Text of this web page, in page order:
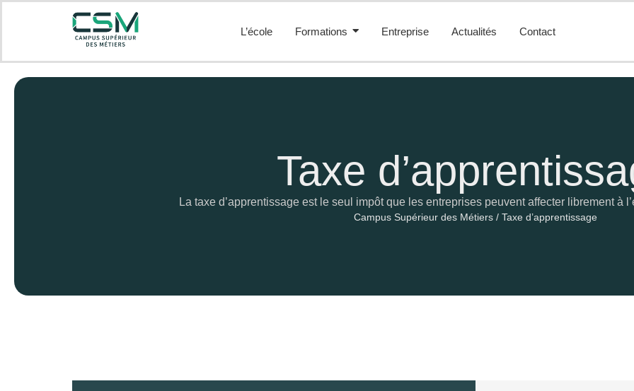
L’école Formations Entreprise Actualités Contact
Taxe
La taxe d’apprentissage est le seul impôt que les entreprises peuvent affecter librement à
Campus Supérieur des Métiers / Taxe d’apprentissage